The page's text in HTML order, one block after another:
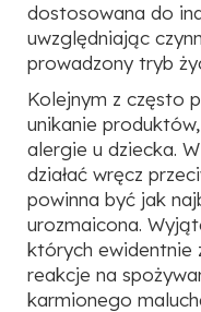
dostosowana do
uwzględniając
prowadzony tryb
Kolejnym z często
unikanie
alergie u dziecka.
działać wręcz
powinna być jak
urozmaicona.
których ewidentnie
reakcje na
karmionego